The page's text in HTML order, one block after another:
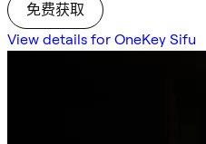
免费获取
View details for OneKey Sifu